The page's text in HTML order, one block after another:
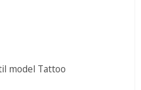
model Tattoo